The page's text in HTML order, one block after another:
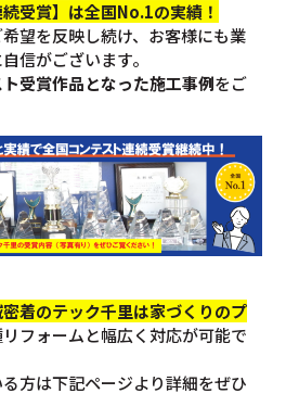
受賞】は全国No.1の実績！
望を反映し続け、お客様にも業
信がございます。
受賞作品となった施工事例をご
着のテック千里は家づくりのプ
フォームと幅広く対応が可能で
方は下記ページより詳細をぜひ